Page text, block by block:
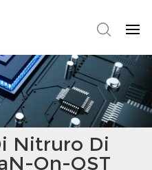
Nitruro Di
On-QST